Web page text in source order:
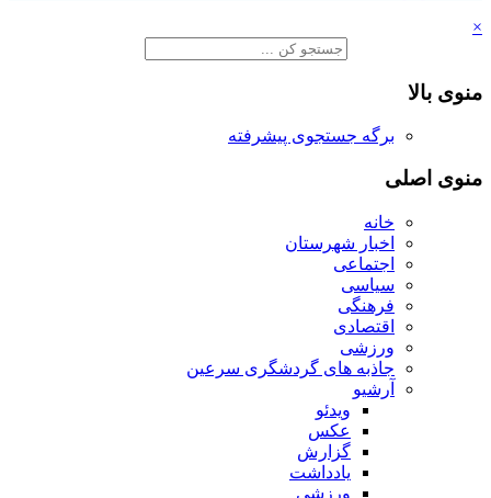
×
منوی بالا
برگه جستجوی پیشرفته
منوی اصلی
خانه
اخبار شهرستان
اجتماعی
سیاسی
فرهنگی
اقتصادی
ورزشی
جاذبه های گردشگری سرعین
آرشیو
ویدئو
عکس
گزارش
یادداشت
ورزشی